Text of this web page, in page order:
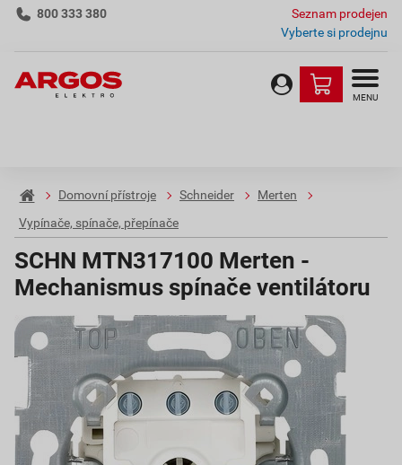
800 333 380
Seznam prodejen
Vyberte si prodejnu
MENU
Domovní přístroje Schneider
Merten
Vypínače, spínače, přepínače
SCHN MTN317100 Merten -
Mechanismus spínače ventilátoru